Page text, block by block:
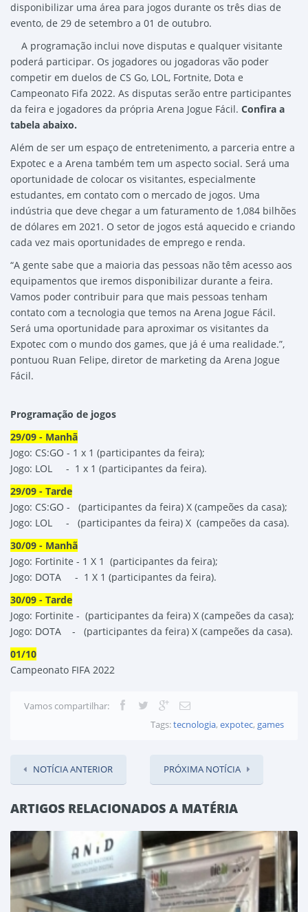
disponibilizar uma área para jogos durante os três dias de
evento, de 29 de setembro a 01 de outubro.
A programação inclui nove disputas e qualquer visitante
poderá participar. Os jogadores ou jogadoras vão poder
competir em duelos de CS Go, LOL, Fortnite, Dota e
Campeonato Fifa 2022. As disputas serão entre participantes
da feira e jogadores da própria Arena Jogue Fácil. Confira a
tabela abaixo.
Além de ser um espaço de entretenimento, a parceria entre a
Expotec e a Arena também tem um aspecto social. Será uma
oportunidade de colocar os visitantes, especialmente
estudantes, em contato com o mercado de jogos. Uma
indústria que deve chegar a um faturamento de 1,084 bilhões
de dólares em 2021. O setor de jogos está aquecido e criando
cada vez mais oportunidades de emprego e renda.
“A gente sabe que a maioria das pessoas não têm acesso aos
equipamentos que iremos disponibilizar durante a feira.
Vamos poder contribuir para que mais pessoas tenham
contato com a tecnologia que temos na Arena Jogue Fácil.
Será uma oportunidade para aproximar os visitantes da
Expotec com o mundo dos games, que já é uma realidade.”,
pontuou Ruan Felipe, diretor de marketing da Arena Jogue
Fácil.
Programação de jogos
29/09 - Manhã
Jogo: CS:GO - 1 x 1 (participantes da feira);
Jogo: LOL - 1 x 1 (participantes da feira).
29/09 - Tarde
Jogo: CS:GO - (participantes da feira) X (campeões da casa);
Jogo: LOL - (participantes da feira) X (campeões da casa).
30/09 - Manhã
Jogo: Fortinite - 1 X 1 (participantes da feira);
Jogo: DOTA - 1 X 1 (participantes da feira).
30/09 - Tarde
Jogo: Fortinite - (participantes da feira) X (campeões da casa);
Jogo: DOTA - (participantes da feira) X (campeões da casa).
01/10
Campeonato FIFA 2022
Vamos compartilhar:
Tags:tecnologia, expotec, games
NOTÍCIA ANTERIOR PRÓXIMA NOTÍCIA
ARTIGOS RELACIONADOS A MATÉRIA